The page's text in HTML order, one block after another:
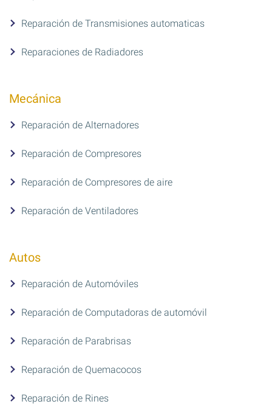
Reparación de Transmisiones automaticas
Reparaciones de Radiadores
Mecánica
Reparación de Alternadores
Reparación de Compresores
Reparación de Compresores de aire
Reparación de Ventiladores
Autos
Reparación de Automóviles
Reparación de Computadoras de automóvil
Reparación de Parabrisas
Reparación de Quemacocos
Reparación de Rines